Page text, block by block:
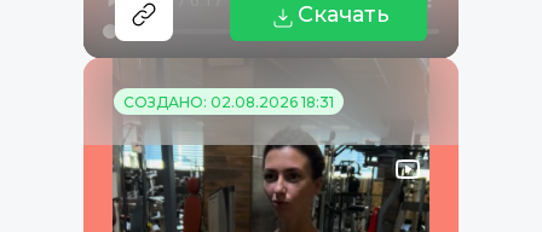
Скачать
СОЗДАНО: 02.08.2026 18:31